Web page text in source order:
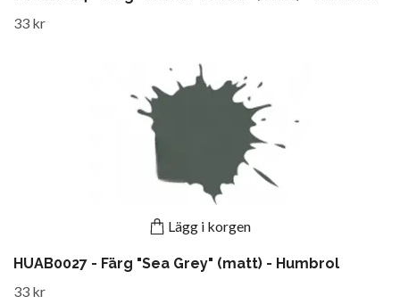
33 kr
Lägg i korgen
HUAB0027 - Färg "Sea Grey" (matt) - Humbrol
33 kr